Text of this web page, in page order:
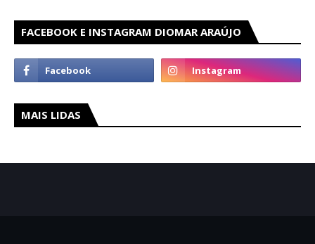
FACEBOOK E INSTAGRAM DIOMAR ARAÚJO
MAIS LIDAS